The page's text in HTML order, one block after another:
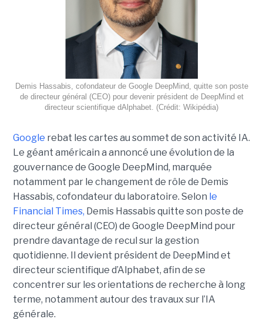
Demis Hassabis, cofondateur de Google DeepMind, quitte son poste
de directeur général (CEO) pour devenir président de DeepMind et
directeur scientifique dAlphabet. (Crédit: Wikipédia)
Google rebat les cartes au sommet de son activité IA.
Le géant américain a annoncé une évolution de la
gouvernance de Google DeepMind, marquée
notamment par le changement de rôle de Demis
Hassabis, cofondateur du laboratoire. Selon le
Financial Times, Demis Hassabis quitte son poste de
directeur général (CEO) de Google DeepMind pour
prendre davantage de recul sur la gestion
quotidienne. Il devient président de DeepMind et
directeur scientifique d’Alphabet, afin de se
concentrer sur les orientations de recherche à long
terme, notamment autour des travaux sur l’IA
générale.